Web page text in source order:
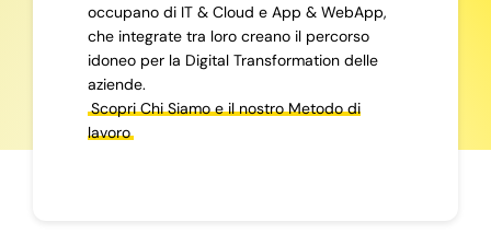
occupano di IT & Cloud e App & WebApp,
che integrate tra loro creano il percorso
idoneo per la Digital Transformation delle
aziende.
Scopri Chi Siamo e il nostro Metodo di
lavoro